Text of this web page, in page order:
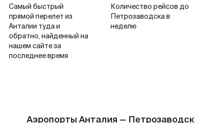
Самый быстрый
прямой перелет из
Анталии туда и
обратно, найденный на
нашем сайте за
последнее время
Количество рейсов до
Петрозаводска в
неделю
Аэропорты Анталия — Петрозаводск